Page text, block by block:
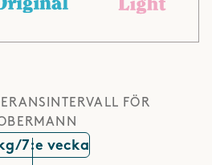
FÖR
7:e vecka